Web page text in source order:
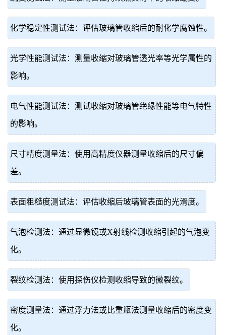
化学稳定性测试法：评估玻璃管收缩后的耐化学腐蚀性。
光学性能测试法：测量收缩对玻璃管透光率等光学属性的
影响。
电气性能测试法：测试收缩对玻璃管绝缘性能等电气特性
的影响。
尺寸精度测量法：使用高精度仪器测量收缩后的尺寸偏
差。
表面粗糙度测试法：评估收缩后玻璃管表面的光滑度。
气泡检测法：通过显微镜或X射线检测收缩引起的气泡变
化。
裂纹检测法：使用探伤仪检测收缩导致的微裂纹。
密度测量法：通过浮力法或比重瓶法测量收缩后的密度变
化。